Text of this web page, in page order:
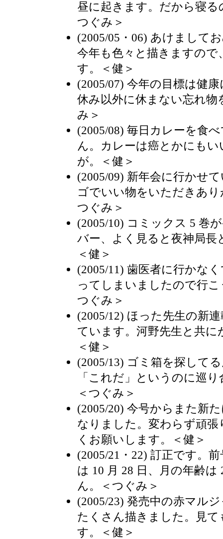
昼に起きます。だから寝
つぐみ＞
(2005/05・06) あけまして
今年も色々と描きますの
す。＜健＞
(2005/07) 今年の目標は健
休み以外に休まない忘れ
み＞
(2005/08) 毎日カレーを食
ん。カレーは癌とかにも
が。＜健＞
(2005/09) 新年会に行かせ
ゴでいい物をいただきあ
つぐみ＞
(2005/10) コミックス 5 巻
バー、よく見ると夜神局長
＜健＞
(2005/11) 歯医者に行かな
ってしまいましたので行
つぐみ＞
(2005/12) ほった先生の新
ています。河野先生と共
＜健＞
(2005/13) ゴミ箱を探して
「これだ」というのに巡
＜つぐみ＞
(2005/20) 今号からまた新
なりました。変わらず頑
くお願いします。＜健＞
(2005/21・22) 訂正です。
は 10 月 28 日、月の年齢
ん。＜つぐみ＞
(2005/23) 発売中の赤マル
たくさん描きました。見
す。＜健＞